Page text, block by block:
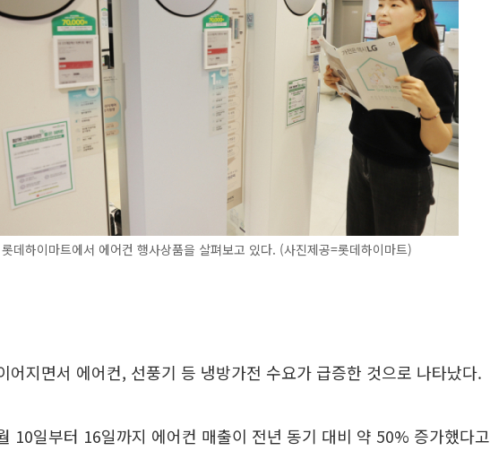
데하이마트에서 에어컨 행사상품을 살펴보고 있다. (사진제공=롯데하이마트)
어지면서 에어컨, 선풍기 등 냉방가전 수요가 급증한 것으로 나타났다.
10일부터 16일까지 에어컨 매출이 전년 동기 대비 약 50% 증가했다고